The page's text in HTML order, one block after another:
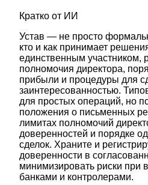
Кратко от ИИ
Устав — не просто
кто и как принимает
единственным участником,
полномочия директора,
прибыли и процедуры для
заинтересованностью.
для простых операций, но
положения о письменных
лимитах полномочий
доверенностей и порядке
сделок. Храните и
доверенности в
минимизировать риски при
банками и контролерами.